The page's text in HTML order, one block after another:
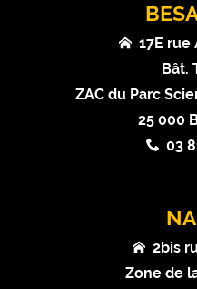
17E rue
Bât.
ZAC du Parc
25 000
03
2bis
Zone de